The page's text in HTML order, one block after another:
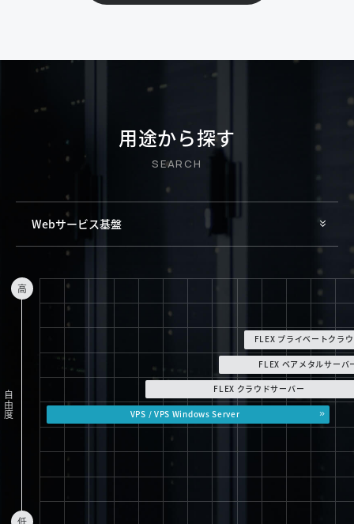
用途から探す
FLEX プライベートクラ
FLEX ベアメタルサーバ
FLEX クラウドサーバー
VPS / VPS Windows Server
自由度